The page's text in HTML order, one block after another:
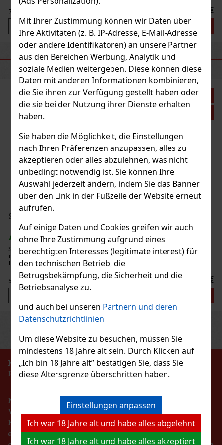
Mit Ihrer Zustimmung können wir Daten über
Ihre Aktivitäten (z. B. IP-Adresse, E-Mail-Adresse
oder andere Identifikatoren) an unsere Partner
aus den Bereichen Werbung, Analytik und
soziale Medien weitergeben. Diese können diese
Daten mit anderen Informationen kombinieren,
die Sie ihnen zur Verfügung gestellt haben oder
die sie bei der Nutzung ihrer Dienste erhalten
haben.
Sie haben die Möglichkeit, die Einstellungen
nach Ihren Präferenzen anzupassen, alles zu
akzeptieren oder alles abzulehnen, was nicht
unbedingt notwendig ist. Sie können Ihre
Auswahl jederzeit ändern, indem Sie das Banner
über den Link in der Fußzeile der Website erneut
aufrufen.
Auf einige Daten und Cookies greifen wir auch
ohne Ihre Zustimmung aufgrund eines
berechtigten Interesses (legitimate interest) für
den technischen Betrieb, die
Betrugsbekämpfung, die Sicherheit und die
Betriebsanalyse zu.
und auch bei unseren Partnern und deren
Datenschutzrichtlinien
Um diese Website zu besuchen, müssen Sie
mindestens 18 Jahre alt sein. Durch Klicken auf
„Ich bin 18 Jahre alt” bestätigen Sie, dass Sie
diese Altersgrenze überschritten haben.
Einstellungen anpassen
Ich war 18 Jahre alt und habe alles abgelehnt
Ich war 18 Jahre alt und habe alles akzeptiert
7.36 8.90 €
Bestellen
Macanudo Inspirado White Toro 1/20
AUF LAGER (> 5 st)
4.88€ ohne VAT
Bestellen
Macanudo Inspirado Red Toro 1/20
AUF LAGER(> 5 st)
EMPFOHLENE PRODUKTE
Rabatt: 21%
Serbetli Toastet Berri 50g
AUF LAGER (3 st)
Serbetli Toastet Berri 50 g – türkischer heller Wasserpfeifentabak
mit dem Geschmack einer würzigen Mischung aus Himbeeren und
Brombeeren.
5.29€ ohne VAT 6.40 €
Aktion
KEIN VERKAUF VON TABAKERZEUGNISSEN AN
PERSONEN UNTER 18 JAHREN!!!
Nach dem Gesetz über die Registrierung von
Verkäufen ist der Verkäufer verpflichtet, dem
Käufer eine Quittung auszustellen. Gleichzeitig ist
er verpflichtet, die erhaltenen Einnahmen im Falle